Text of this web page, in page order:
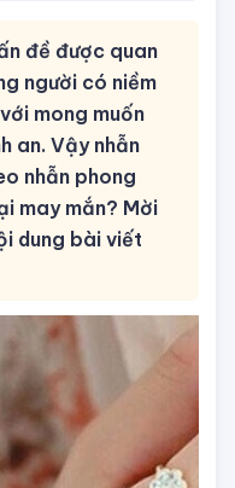
đề được quan
người có niềm
mong muốn
an. Vậy nhẫn
nhẫn phong
may mắn? Mời
dung bài viết